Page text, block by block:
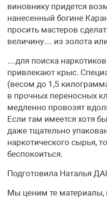
виновнику придется
нанесенный богине
просить мастеров
величину… из золота
…для поиска
привлекают крыс.
(весом до 1,5
в прочных переносных
медленно провозят
Если там имеется хотя
даже тщательно
наркотического сырья,
беспокоиться.
Подготовила Наталья
Мы ценим те материалы,